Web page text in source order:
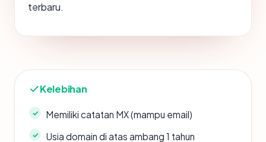
terbaru.
Kelebihan
Memiliki catatan MX (mampu email)
Usia domain di atas ambang 1 tahun